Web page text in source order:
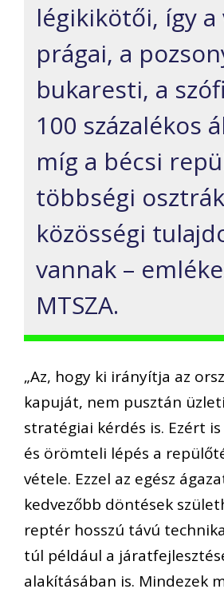
légikikötői, így a
prágai, a
bukaresti, a
100 százalékos
míg a bécsi
többségi osztrák
közösségi
vannak –
MTSZA.
„Az, hogy ki irányítja az
kapuját, nem pusztán
stratégiai kérdés is. Ezért
és örömteli lépés a
vétele. Ezzel az egész
kedvezőbb döntések
reptér hosszú távú
túl például a
alakításában is. Mindezek